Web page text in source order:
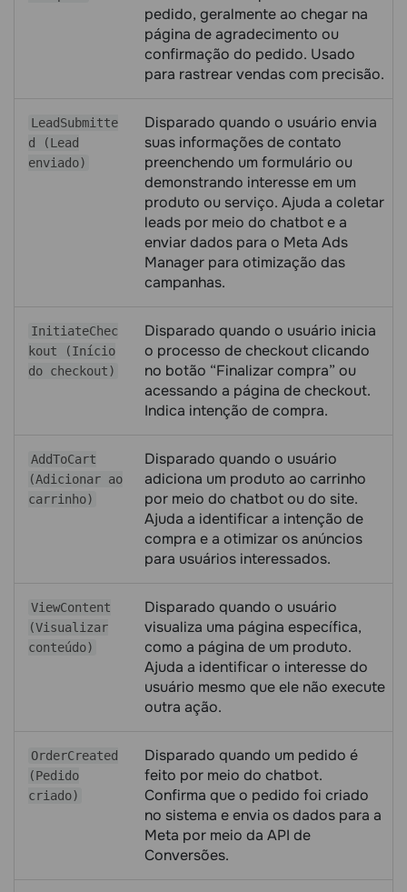
pedido, geralmente ao chegar na
página de agradecimento ou
confirmação do pedido. Usado
para rastrear vendas com precisão.
LeadSubmitte
d (Lead
enviado)
Disparado quando o usuário envia
suas informações de contato
preenchendo um formulário ou
demonstrando interesse em um
produto ou serviço. Ajuda a coletar
leads por meio do chatbot e a
enviar dados para o Meta Ads
Manager para otimização das
campanhas.
InitiateChec
kout (Início
do checkout)
Disparado quando o usuário inicia
o processo de checkout clicando
no botão “Finalizar compra” ou
acessando a página de checkout.
Indica intenção de compra.
AddToCart
(Adicionar ao
carrinho)
Disparado quando o usuário
adiciona um produto ao carrinho
por meio do chatbot ou do site.
Ajuda a identificar a intenção de
compra e a otimizar os anúncios
para usuários interessados.
ViewContent
(Visualizar
conteúdo)
Disparado quando o usuário
visualiza uma página específica,
como a página de um produto.
Ajuda a identificar o interesse do
usuário mesmo que ele não execute
outra ação.
OrderCreated
(Pedido
criado)
Disparado quando um pedido é
feito por meio do chatbot.
Confirma que o pedido foi criado
no sistema e envia os dados para a
Meta por meio da API de
Conversões.